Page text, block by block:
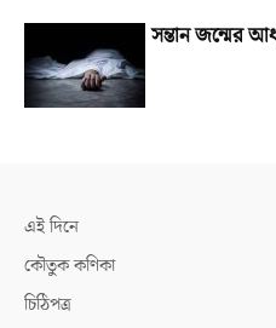
সন্তান জন্মের
এই দিনে
কৌতুক কণিকা
চিঠিপত্র